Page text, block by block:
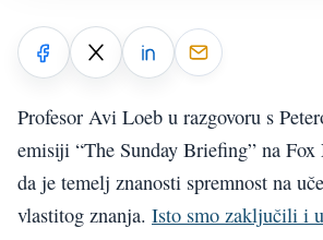
Profesor Avi Loeb u razgovoru s
emisiji “The Sunday Briefing” na Fox
da je temelj znanosti spremnost na
vlastitog znanja. Isto smo zaključili i